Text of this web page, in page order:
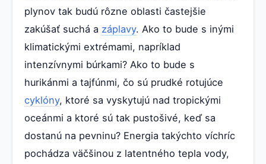
plynov tak budú rôzne oblasti častejšie
zakúšať suchá a záplavy. Ako to bude s inými
klimatickými extrémami, napríklad
intenzívnymi búrkami? Ako to bude s
hurikánmi a tajfúnmi, čo sú prudké rotujúce
cyklóny, ktoré sa vyskytujú nad tropickými
oceánmi a ktoré sú tak pustošivé, keď sa
dostanú na pevninu? Energia takýchto víchríc
pochádza väčšinou z latentného tepla vody,